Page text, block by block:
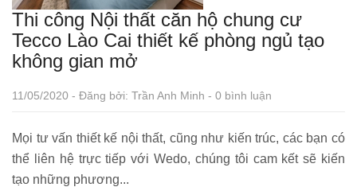
Thi công Nội thất căn hộ chung cư
Tecco Lào Cai thiết kế phòng ngủ tạo
không gian mở
11/05/2020 - Đăng bởi: Trần Anh Minh - 0 bình luận
Mọi tư vấn thiết kế nội thất, cũng như kiến trúc, các bạn có
thể liên hệ trực tiếp với Wedo, chúng tôi cam kết sẽ kiến
tạo những phương...